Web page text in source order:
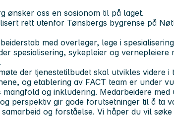
ønsker oss en sosionom til på laget.
rett utenfor Tønsbergs bygrense på
med overleger, lege i
spesialisering, sykepleier og vernepleiere
der tjenestetilbudet skal utvikles videre i
og etablering av FACT team er under
og inkludering. Medarbeidere med
perspektiv gir gode forutsetninger til å ta
og forståelse. Vi håper du vil søke